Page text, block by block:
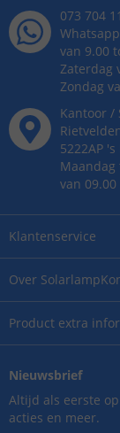
Over
Product extra
Klantenservice
073 704
van 9.00
Zaterdag
Zondag
Kantoor /
5222AP 's
van
Nieuwsbrief
Altijd als eerste
acties en meer.